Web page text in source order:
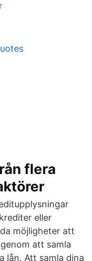
flera
eller
möjligheter att
att samla
lån. Att samla dina